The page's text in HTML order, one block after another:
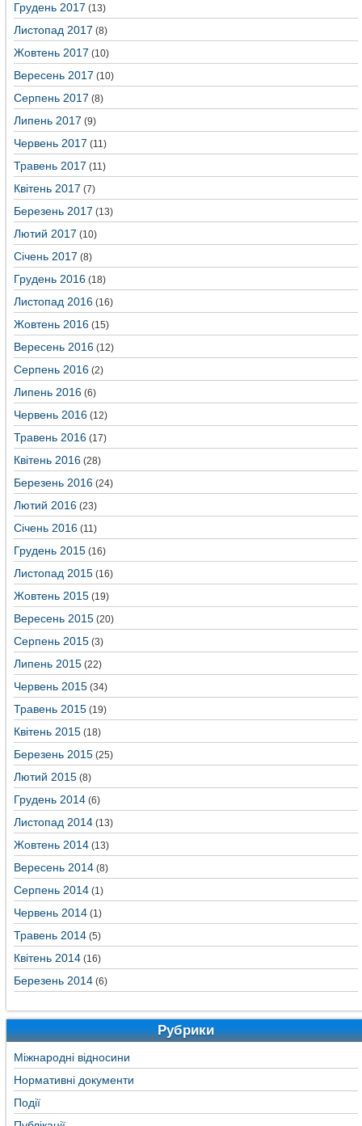
Грудень 2017 (13)
Листопад 2017 (8)
Жовтень 2017 (10)
Вересень 2017 (10)
Серпень 2017 (8)
Липень 2017 (9)
Червень 2017 (11)
Травень 2017 (11)
Квітень 2017 (7)
Березень 2017 (13)
Лютий 2017 (10)
Січень 2017 (8)
Грудень 2016 (18)
Листопад 2016 (16)
Жовтень 2016 (15)
Вересень 2016 (12)
Серпень 2016 (2)
Липень 2016 (6)
Червень 2016 (12)
Травень 2016 (17)
Квітень 2016 (28)
Березень 2016 (24)
Лютий 2016 (23)
Січень 2016 (11)
Грудень 2015 (16)
Листопад 2015 (16)
Жовтень 2015 (19)
Вересень 2015 (20)
Серпень 2015 (3)
Липень 2015 (22)
Червень 2015 (34)
Травень 2015 (19)
Квітень 2015 (18)
Березень 2015 (25)
Лютий 2015 (8)
Грудень 2014 (6)
Листопад 2014 (13)
Жовтень 2014 (13)
Вересень 2014 (8)
Серпень 2014 (1)
Червень 2014 (1)
Травень 2014 (5)
Квітень 2014 (16)
Березень 2014 (6)
Рубрики
Міжнародні відносини
Нормативні документи
Події